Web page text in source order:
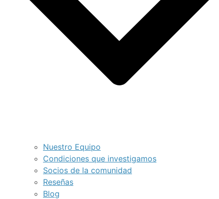
Nuestro Equipo
Condiciones que investigamos
Socios de la comunidad
Reseñas
Blog